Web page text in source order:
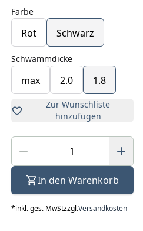
Farbe
Rot Schwarz
Schwammdicke
max 2.0 1.8
Zur Wunschliste
hinzufügen
In den Warenkorb
*inkl. ges. MwStzzgl.Versandkosten